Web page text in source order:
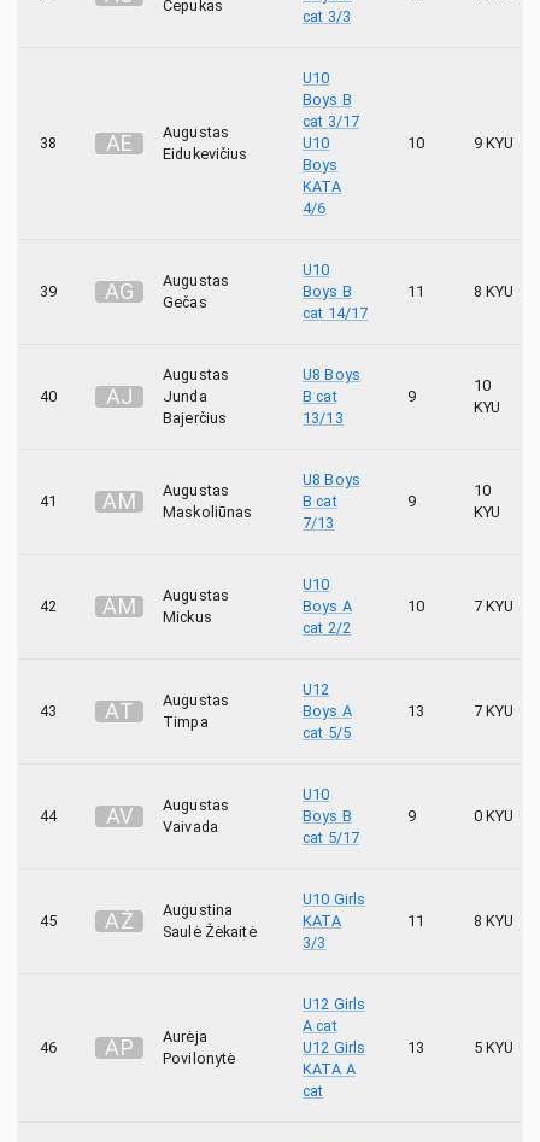
Čepukas
cat 3/3
38 AE
Augustas
Eidukevičius
U10
Boys B
cat 3/17
U10
Boys
KATA
4/6
10 9 KYU
39 AG
Augustas
Gečas
U10
Boys B
cat 14/17
11 8 KYU
40 AJ
Augustas
Junda
Bajerčius
U8 Boys
B cat
13/13
9
10
KYU
41 AM
Augustas
Maskoliūnas
U8 Boys
B cat
7/13
9
10
KYU
42 AM
Augustas
Mickus
U10
Boys A
cat 2/2
10 7 KYU
43 AT
Augustas
Timpa
U12
Boys A
cat 5/5
13 7 KYU
44 AV
Augustas
Vaivada
U10
Boys B
cat 5/17
9 0 KYU
45 AŽ
Augustina
Saulė Žėkaitė
U10 Girls
KATA
3/3
11 8 KYU
46 AP
Aurėja
Povilonytė
U12 Girls
A cat
U12 Girls
KATA A
cat
13 5 KYU